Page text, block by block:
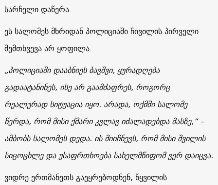
სარჩელი დაწერა.
ეს სალომეს მხრიდან პოლიციაში ჩივილის პირველი
შემთხვევა არ ყოფილა.
„პოლიციაში დააბნიეს ბავშვი, ყურადღება
გადაატანინეს, ისე არ გაამძაფრეს, როგორც
რეალურად სიტუაცია იყო. არადა, ოქმში სალომე
წერდა, რომ მისი ქმარი კვლავ იძალადებდა მასზე,“ –
ამბობს სალომეს დედა. ის მიიჩნევს, რომ მისი შვილის
სიცოცხლე და უსაფრთხოება სახელმწიფომ ვერ დაიცვა.
ვიდრე ერთმანეთს გაეყრებოდნენ, წყვილის